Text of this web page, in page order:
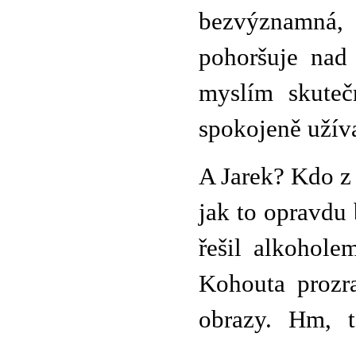
pohoršuje
myslím
spokojeně
A Jarek? Kdo
jak to
řešil
Kohouta
obrazy. Hm,